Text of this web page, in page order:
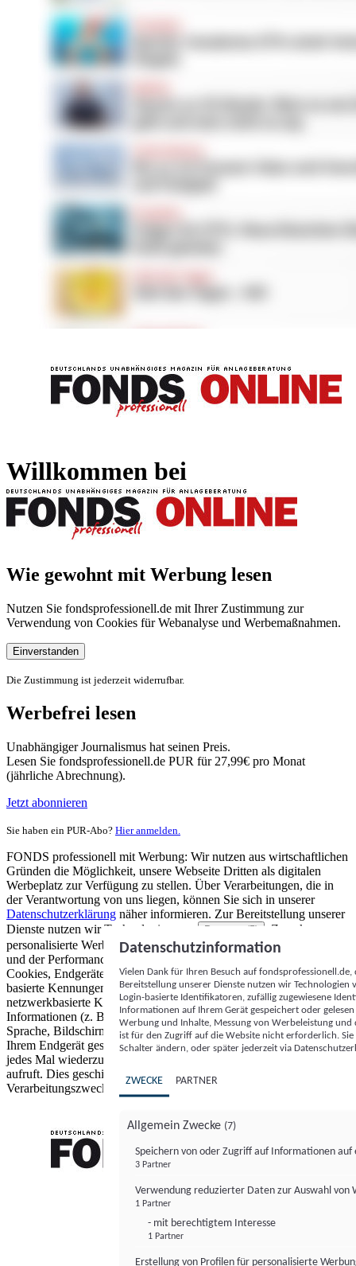
Willkommen bei
Wie gewohnt mit Werbung lesen
Nutzen Sie fondsprofessionell.de mit Ihrer Zustimmung zur
Verwendung von Cookies für Webanalyse und Werbemaßnahmen.
Einverstanden
Die Zustimmung ist jederzeit widerrufbar.
Werbefrei lesen
Unabhängiger Journalismus hat seinen Preis.
Lesen Sie fondsprofessionell.de PUR für 27,99€ pro Monat
(jährliche Abrechnung).
Jetzt abonnieren
Sie haben ein PUR-Abo? Hier anmelden.
FONDS professionell mit Werbung: Wir nutzen aus wirtschaftlichen
Gründen die Möglichkeit, unsere Webseite Dritten als digitalen
Werbeplatz zur Verfügung zu stellen. Über Verarbeitungen, die in
der Verantwortung von uns liegen, können Sie sich in unserer
Datenschutzerklärung näher informieren. Zur Bereitstellung unserer
Dienste nutzen wir Technologien von
Partnern (5)
. Zwecke:
personalisierte Werbung und Inhalte, Messung von Werbeleistung
und der Performance von Inhalten sowie Zielgruppenforschung.
Cookies, Endgeräte- oder ähnliche Online-Kennungen (z. B. login-
basierte Kennungen, zufällig generierte Kennungen,
netzwerkbasierte Kennungen) können zusammen mit anderen
Informationen (z. B. Browsertyp und Browserinformationen,
Sprache, Bildschirmgröße, unterstützte Technologien usw.) auf
Ihrem Endgerät gespeichert oder von dort ausgelesen werden, um es
jedes Mal wiederzuerkennen, wenn es eine App oder einer Webseite
aufruft. Dies geschieht für einen oder mehrere der hier aufgeführten
Verarbeitungszwecke.
Datenschutzinformation
Vielen Dank für Ihren Besuch auf
Bereitstellung unserer Dienste nutzen wir Technologien
Login-basierte Identifikatoren, zufällig zugewiesene
Informationen auf Ihrem Gerät gespeichert oder
Werbung und Inhalte, Messung von Werbeleistung
ist für den Zugriff auf die Website nicht erforderlich.
Schalter ändern, oder später jederzeit via
ZWECKE PARTNER
Allgemein Zwecke (7)
Speichern von oder Zugriff auf Informationen auf
3 Partner
Verwendung reduzierter Daten zur Auswahl von
1 Partner
- mit berechtigtem Interesse
1 Partner
Erstellung von Profilen für personalisierte
FONDS professionell